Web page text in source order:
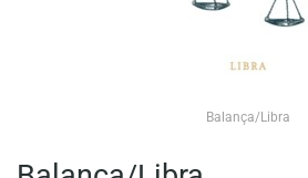
Balança/Libra